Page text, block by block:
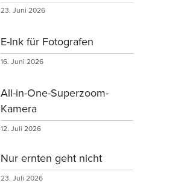
23. Juni 2026
E-Ink für Fotografen
16. Juni 2026
All-in-One-Superzoom-
Kamera
12. Juli 2026
Nur ernten geht nicht
23. Juli 2026